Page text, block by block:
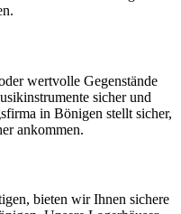
wertvolle Gegenstände
sicher und
in Bönigen stellt sicher,
ankommen.
bieten wir Ihnen sichere